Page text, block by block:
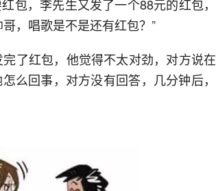
包，李先生又发了一个88元的红包，
，唱歌是不是还有红包？”
了红包，他觉得不太对劲，对方说在
么回事，对方没有回答，几分钟后，